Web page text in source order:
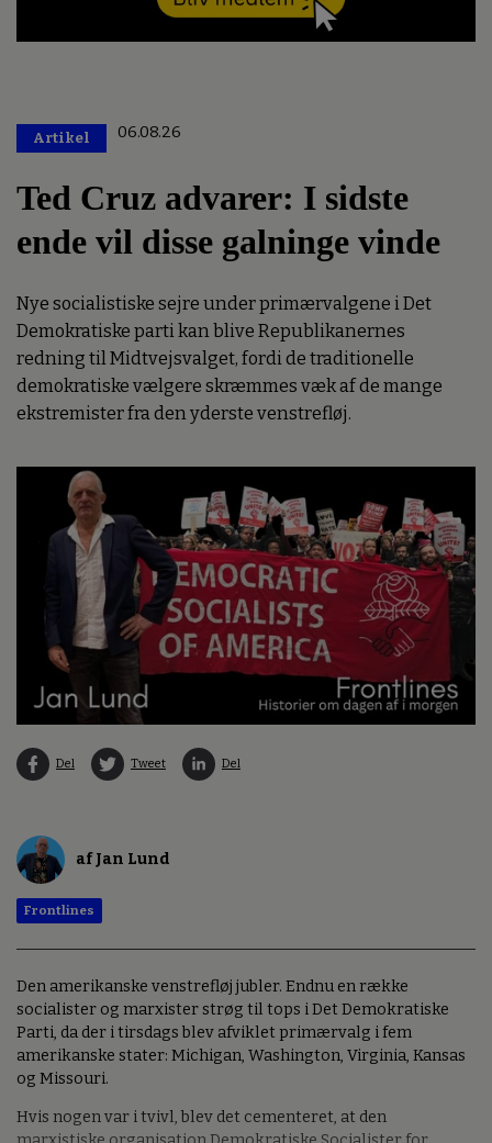
Artikel 06.08.26
Ted Cruz advarer: I sidste
ende vil disse galninge vinde
Nye socialistiske sejre under primærvalgene i Det
Demokratiske parti kan blive Republikanernes
redning til Midtvejsvalget, fordi de traditionelle
demokratiske vælgere skræmmes væk af de mange
ekstremister fra den yderste venstrefløj.
Del Tweet Del
af Jan Lund
Frontlines
Den amerikanske venstrefløj jubler. Endnu en række
socialister og marxister strøg til tops i Det Demokratiske
Parti, da der i tirsdags blev afviklet primærvalg i fem
amerikanske stater: Michigan, Washington, Virginia, Kansas
og Missouri.
Hvis nogen var i tvivl, blev det cementeret, at den